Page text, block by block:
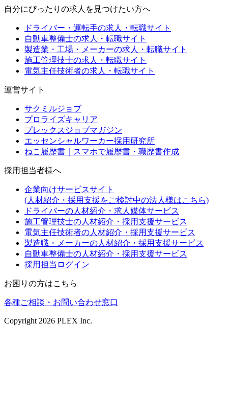
自分にぴったりの求人を見つけたい方へ
ドライバー・運転手の求人・転職サイト
自動車整備士の求人・転職サイト
製造業・工場・メーカーの求人・転職サイト
施工管理技士の求人・転職サイト
電気主任技術者の求人・転職サイト
運営サイト
サクミルジョブ
プロライズキャリア
プレックスジョブマガジン
エッセンシャルワーカー採用研究所
ねこ履歴書｜スマホで履歴書・職歴書作成
採用担当者様へ
企業向けサービスサイト
(人材紹介・採用支援をご検討中の法人様はこちら)
ドライバーの人材紹介・求人媒体サービス
施工管理技士の人材紹介・採用支援サービス
電気主任技術者の人材紹介・採用支援サービス
製造職・メーカーの人材紹介・採用支援サービス
自動車整備士の人材紹介・採用支援サービス
採用担当ログイン
お困りの方はこちら
各種ご相談・お問い合わせ窓口
Copyright 2026 PLEX Inc.